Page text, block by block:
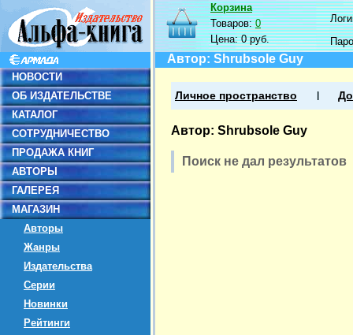
НОВОСТИ
ОБ ИЗДАТЕЛЬСТВЕ
КАТАЛОГ
СОТРУДНИЧЕСТВО
ПРОДАЖА КНИГ
АВТОРЫ
ГАЛЕРЕЯ
МАГАЗИН
Авторы
Жанры
Издательства
Серии
Новинки
Рейтинги
Корзина
Товаров:0
Цена:0 руб.
Автор: Shrubsole Guy
Личное пространство
Автор: Shrubsole Guy
Поиск не дал результатов